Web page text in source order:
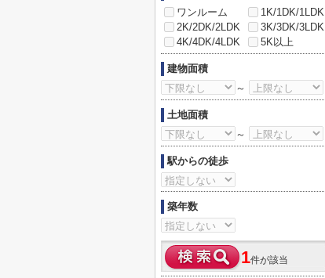
ワンルーム
1K/1DK/1LDK
2K/2DK/2LDK
3K/3DK/3LDK
4K/4DK/4LDK
5K以上
建物面積
～
土地面積
～
駅からの徒歩
築年数
1件が該当